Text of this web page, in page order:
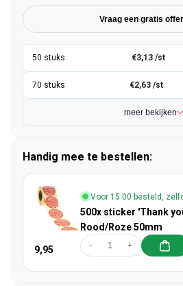
Vraag een gratis
€3,13 /st
€2,63 /st
meer bekijken
Handig mee te bestellen:
9,95
Voor 15:00 besteld,
500x sticker 'Thank
Rood/Roze 50mm
- +